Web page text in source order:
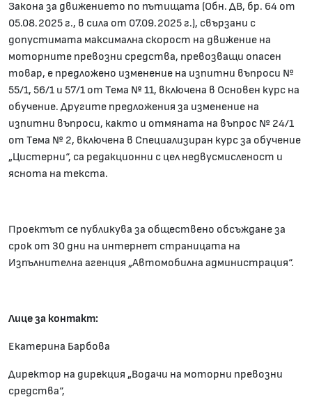
Закона за движението по пътищата (Обн. ДВ, бр. 64 от
05.08.2025 г., в сила от 07.09.2025 г.), свързани с
допустимата максимална скорост на движение на
моторните превозни средства, превозващи опасен
товар, е предложено изменение на изпитни въпроси №
55/1, 56/1 и 57/1 от Тема № 11, включена в Основен курс на
обучение. Другите предложения за изменение на
изпитни въпроси, както и отмяната на въпрос № 24/1
от Тема № 2, включена в Специализиран курс за обучение
„Цистерни“, са редакционни с цел недвусмисленост и
яснота на текста.
Проектът се публикува за обществено обсъждане за
срок от 30 дни на интернет страницата на
Изпълнителна агенция „Автомобилна администрация“.
Лице за контакт:
Екатерина Барбова
Директор на дирекция „Водачи на моторни превозни
средства“,